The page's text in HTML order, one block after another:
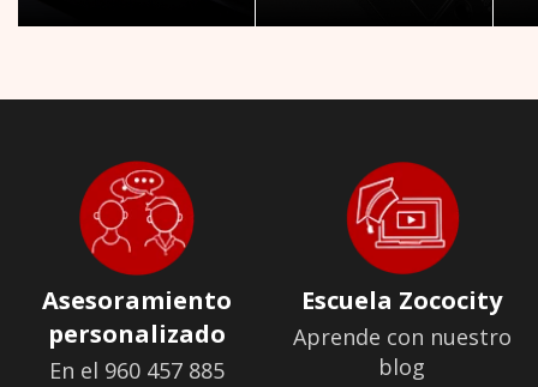
Asesoramiento
personalizado
En el 960 457 885
Escuela Zococity
Aprende con nuestro
blog